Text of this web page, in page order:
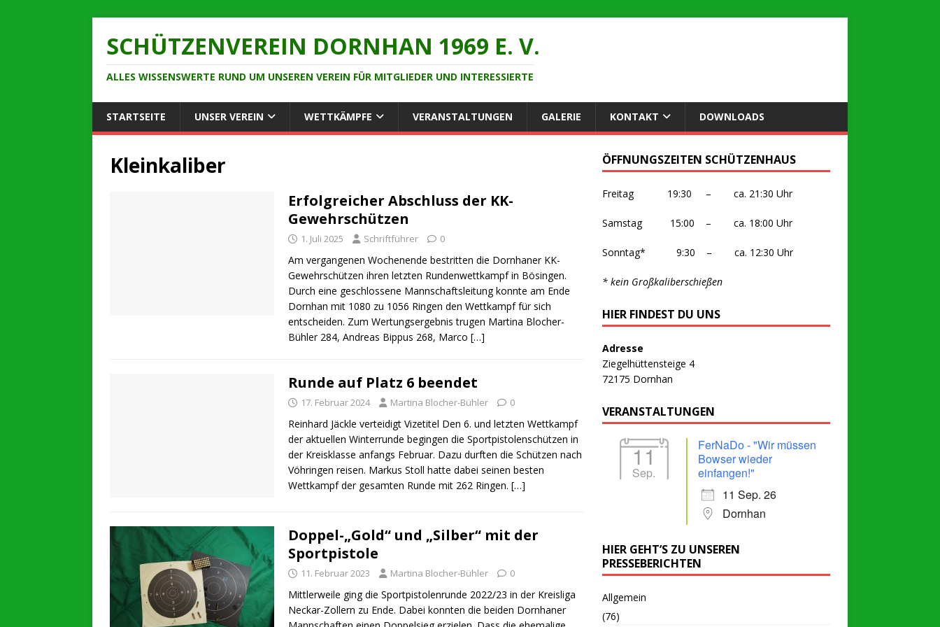
SCHÜTZENVEREIN DORNHAN 1969 E. V.
ALLES WISSENSWERTE RUND UM UNSEREN VEREIN FÜR MITGLIEDER UND INTERESSIERTE
STARTSEITE UNSER VEREIN WETTKÄMPFE VERANSTALTUNGEN GALERIE KONTAKT DOWNLOADS
Kleinkaliber
Erfolgreicher Abschluss der KK-
Gewehrschützen
1. Juli 2025 Schriftführer 0
Am vergangenen Wochenende bestritten die Dornhaner KK-
Gewehrschützen ihren letzten Rundenwettkampf in Bösingen.
Durch eine geschlossene Mannschaftsleitung konnte am Ende
Dornhan mit 1080 zu 1056 Ringen den Wettkampf für sich
entscheiden. Zum Wertungsergebnis trugen Martina Blocher-
Bühler 284, Andreas Bippus 268, Marco […]
Runde auf Platz 6 beendet
17. Februar 2024 Martina Blocher-Bühler 0
Reinhard Jäckle verteidigt Vizetitel Den 6. und letzten Wettkampf
der aktuellen Winterrunde begingen die Sportpistolenschützen in
der Kreisklasse anfangs Februar. Dazu durften die Schützen nach
Vöhringen reisen. Markus Stoll hatte dabei seinen besten
Wettkampf der gesamten Runde mit 262 Ringen. […]
Doppel-„Gold“ und „Silber“ mit der
Sportpistole
11. Februar 2023 Martina Blocher-Bühler 0
Mittlerweile ging die Sportpistolenrunde 2022/23 in der Kreisliga
Neckar-Zollern zu Ende. Dabei konnten die beiden Dornhaner
ÖFFNUNGSZEITEN SCHÜTZENHAUS
Freitag 19:30 – ca. 21:30 Uhr
Samstag 15:00 – ca. 18:00 Uhr
Sonntag* 9:30 – ca. 12:30 Uhr
* kein Großkaliberschießen
HIER FINDEST DU UNS
Adresse
Ziegelhüttensteige 4
72175 Dornhan
VERANSTALTUNGEN
11
Sep.
FerNaDo - "Wir müssen
Bowser wieder
einfangen!"
11 Sep. 26
Dornhan
HIER GEHT’S ZU UNSEREN
PRESSEBERICHTEN
Allgemein
(76)